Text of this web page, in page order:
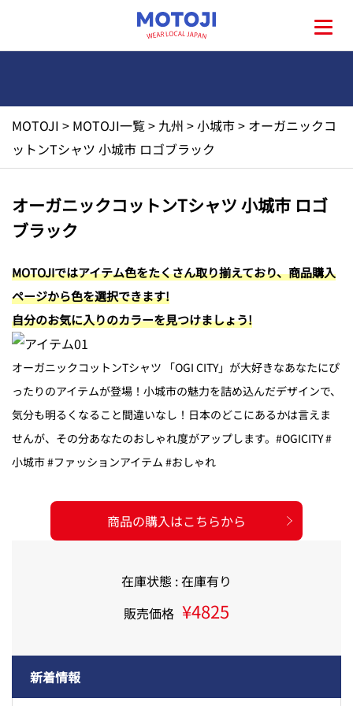
HOME
お問い合わせ
MOTOJI > MOTOJI一覧> 九州 >小城市> オーガニックコ
ットンTシャツ 小城市 ロゴブラック
新着情報
オーガニックコットンTシャツ 小城市 ロゴ
ブラック
MOTOJIではアイテム色をたくさん取り揃えており、商品購入
ページから色を選択できます!
自分のお気に入りのカラーを見つけましょう!
オーガニックコットンTシャツ 「OGI CITY」が大好きなあなたにぴ
ったりのアイテムが登場！小城市の魅力を詰め込んだデザインで、
気分も明るくなること間違いなし！日本のどこにあるかは言えま
せんが、その分あなたのおしゃれ度がアップします。#OGICITY #
小城市 #ファッションアイテム #おしゃれ
商品の購入はこちらから
在庫状態 : 在庫有り
販売価格 ¥4825